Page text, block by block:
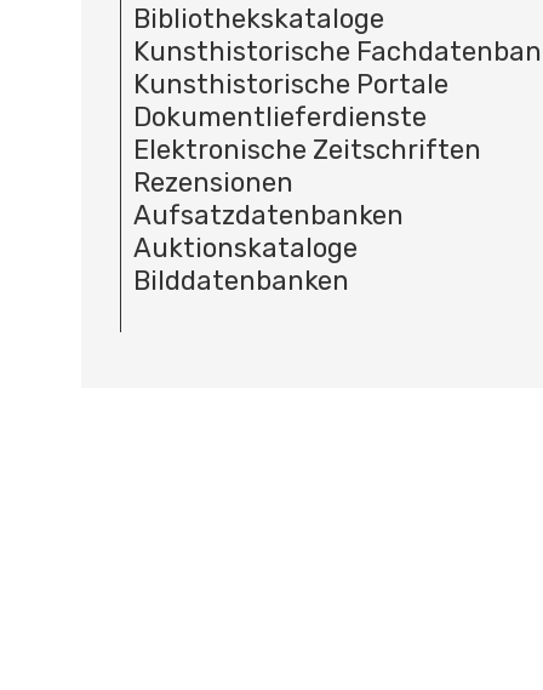
Bibliothekskataloge
Kunsthistorische
Kunsthistorische Portale
Dokumentlieferdienste
Elektronische Zeitschriften
Rezensionen
Aufsatzdatenbanken
Auktionskataloge
Bilddatenbanken